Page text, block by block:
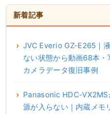
新着記事
JVC Everio GZ-E265｜
ない状態から動画68本
カメラデータ復旧事例
Panasonic HDC-VX2MS
源が入らない｜内蔵メモ